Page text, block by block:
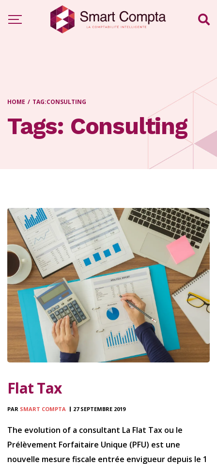
Tags: Consulting
HOME / TAG:CONSULTING
Flat Tax
PAR SMART COMPTA 27 SEPTEMBRE 2019
The evolution of a consultant La Flat Tax ou le
Prélèvement Forfaitaire Unique (PFU) est une
nouvelle mesure fiscale entrée envigueur depuis le 1